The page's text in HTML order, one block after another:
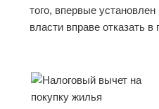
того, впервые
власти вправе отказать